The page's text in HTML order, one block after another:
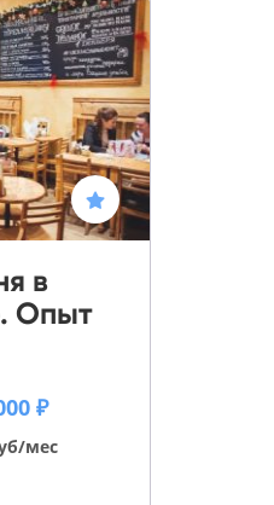
в
Опыт
₽
мес